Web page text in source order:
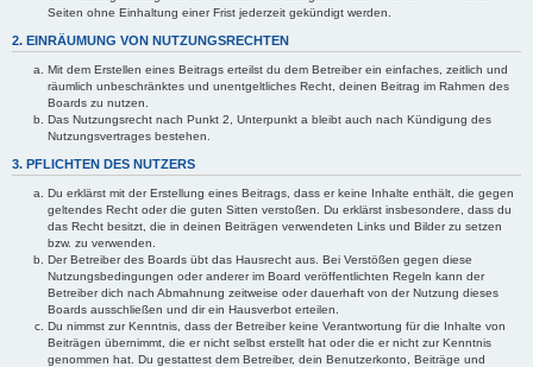
Seiten ohne Einhaltung einer Frist jederzeit gekündigt werden.
2. EINRÄUMUNG VON NUTZUNGSRECHTEN
Mit dem Erstellen eines Beitrags erteilst du dem Betreiber ein einfaches, zeitlich und
räumlich unbeschränktes und unentgeltliches Recht, deinen Beitrag im Rahmen des
Boards zu nutzen.
Das Nutzungsrecht nach Punkt 2, Unterpunkt a bleibt auch nach Kündigung des
Nutzungsvertrages bestehen.
3. PFLICHTEN DES NUTZERS
Du erklärst mit der Erstellung eines Beitrags, dass er keine Inhalte enthält, die gegen
geltendes Recht oder die guten Sitten verstoßen. Du erklärst insbesondere, dass du
das Recht besitzt, die in deinen Beiträgen verwendeten Links und Bilder zu setzen
bzw. zu verwenden.
Der Betreiber des Boards übt das Hausrecht aus. Bei Verstößen gegen diese
Nutzungsbedingungen oder anderer im Board veröffentlichten Regeln kann der
Betreiber dich nach Abmahnung zeitweise oder dauerhaft von der Nutzung dieses
Boards ausschließen und dir ein Hausverbot erteilen.
Du nimmst zur Kenntnis, dass der Betreiber keine Verantwortung für die Inhalte von
Beiträgen übernimmt, die er nicht selbst erstellt hat oder die er nicht zur Kenntnis
genommen hat. Du gestattest dem Betreiber, dein Benutzerkonto, Beiträge und